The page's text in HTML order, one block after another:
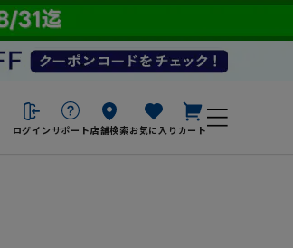
ログイン サポート店舗検索お気に入り カート